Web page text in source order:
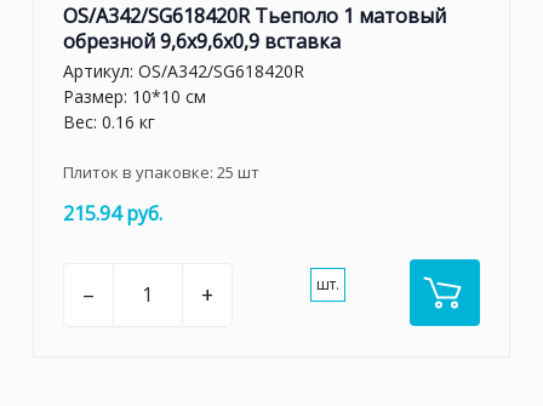
OS/A342/SG618420R Тьеполо 1 матовый
обрезной 9,6x9,6x0,9 вставка
Артикул: OS/A342/SG618420R
Размер: 10*10 см
Вес: 0.16 кг
Плиток в упаковке: 25 шт
215.94 руб.
– + шт.